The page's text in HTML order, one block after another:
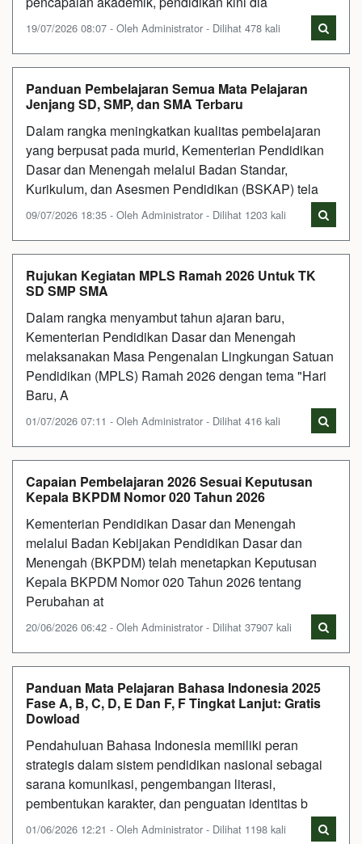
19/07/2026 08:07 - Oleh Administrator - Dilihat 478 kali
Panduan Pembelajaran Semua Mata Pelajaran
Jenjang SD, SMP, dan SMA Terbaru
Dalam rangka meningkatkan kualitas pembelajaran
yang berpusat pada murid, Kementerian Pendidikan
Dasar dan Menengah melalui Badan Standar,
Kurikulum, dan Asesmen Pendidikan (BSKAP) tela
09/07/2026 18:35 - Oleh Administrator - Dilihat 1203 kali
Rujukan Kegiatan MPLS Ramah 2026 Untuk TK
SD SMP SMA
Dalam rangka menyambut tahun ajaran baru,
Kementerian Pendidikan Dasar dan Menengah
melaksanakan Masa Pengenalan Lingkungan Satuan
Pendidikan (MPLS) Ramah 2026 dengan tema "Hari
Baru, A
01/07/2026 07:11 - Oleh Administrator - Dilihat 416 kali
Capaian Pembelajaran 2026 Sesuai Keputusan
Kepala BKPDM Nomor 020 Tahun 2026
Kementerian Pendidikan Dasar dan Menengah
melalui Badan Kebijakan Pendidikan Dasar dan
Menengah (BKPDM) telah menetapkan Keputusan
Kepala BKPDM Nomor 020 Tahun 2026 tentang
Perubahan at
20/06/2026 06:42 - Oleh Administrator - Dilihat 37907 kali
Panduan Mata Pelajaran Bahasa Indonesia 2025
Fase A, B, C, D, E Dan F, F Tingkat Lanjut: Gratis
Dowload
Pendahuluan Bahasa Indonesia memiliki peran
strategis dalam sistem pendidikan nasional sebagai
sarana komunikasi, pengembangan literasi,
pembentukan karakter, dan penguatan identitas b
01/06/2026 12:21 - Oleh Administrator - Dilihat 1198 kali